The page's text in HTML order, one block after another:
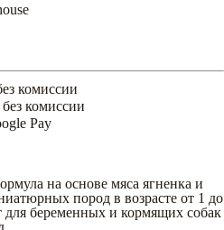
комиссии
комиссии
Pay
на основе мяса ягненка и
пород в возрасте от 1 до
для беременных и кормящих собак